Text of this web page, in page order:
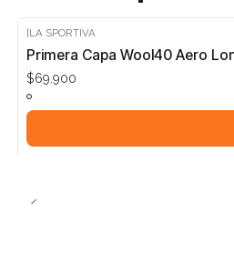
|LA SPORTIVA
Primera Capa Wool40 Aero
$69.900